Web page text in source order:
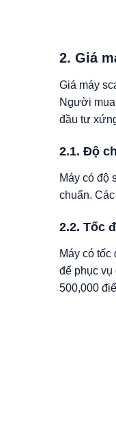
2. Giá
Giá máy
Người
đầu tư
2.1. Độ
Máy có độ
chuẩn.
2.2. Tốc
Máy có
để phục
500,000